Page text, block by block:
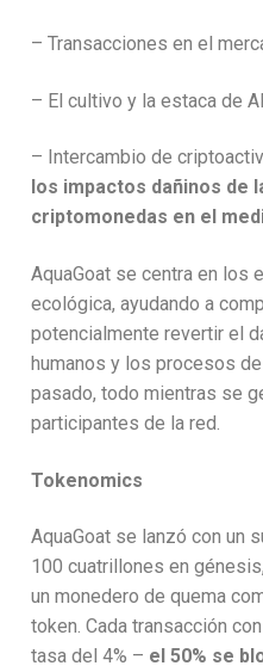
– Transacciones en el
– El cultivo y la estaca de
– Intercambio de
los impactos dañinos de
criptomonedas en el
AquaGoat se centra en los
ecológica, ayudando a
potencialmente revertir el
humanos y los procesos
pasado, todo mientras se
participantes de la red.
Tokenomics
AquaGoat se lanzó con un
100 cuatrillones en
un monedero de quema
token. Cada transacción
tasa del 4% – el 50% se